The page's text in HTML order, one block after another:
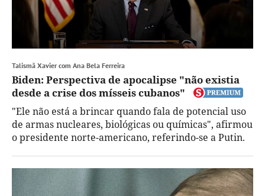
Talismã Xavier com Ana Bela Ferreira
Biden: Perspectiva de apocalipse "não existia
desde a crise dos mísseis cubanos"
"Ele não está a brincar quando fala de potencial uso
de armas nucleares, biológicas ou químicas", afirmou
o presidente norte-americano, referindo-se a Putin.